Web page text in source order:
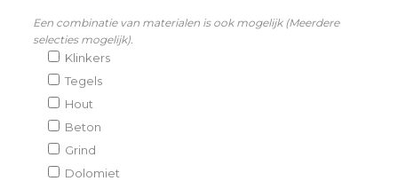
Een combinatie van materialen is ook mogelijk (Meerdere
selecties mogelijk).
Klinkers
Tegels
Hout
Beton
Grind
Dolomiet